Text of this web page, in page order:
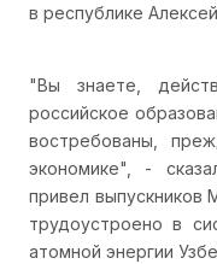
в республике
"Вы знаете,
российское
востребованы,
экономике", -
привел выпускников
трудоустроено в
атомной энергии